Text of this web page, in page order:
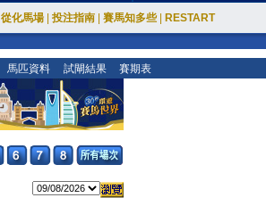
從化馬場 投注指南 賽馬知多些 RESTART
馬匹資料 試閘結果 賽期表